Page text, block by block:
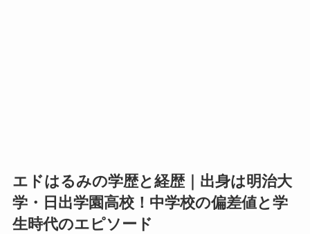
エドはるみの学歴と経歴｜出身は明治大
学・日出学園高校！中学校の偏差値と学
生時代のエピソード